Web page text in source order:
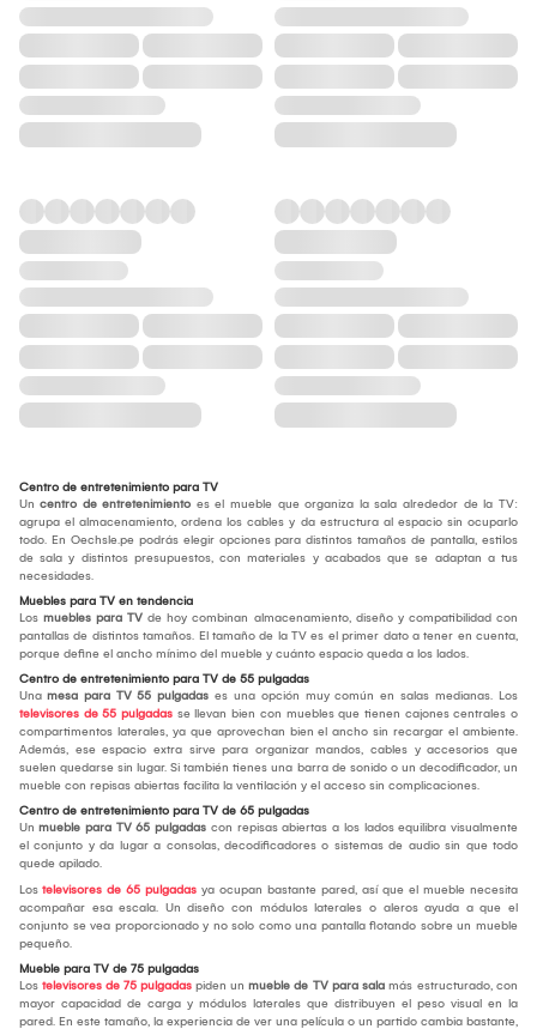
Centro de entretenimiento para TV
Un centro de entretenimiento es el mueble que organiza la sala alrededor de la TV:
agrupa el almacenamiento, ordena los cables y da estructura al espacio sin ocuparlo
todo. En Oechsle.pe podrás elegir opciones para distintos tamaños de pantalla, estilos
de sala y distintos presupuestos, con materiales y acabados que se adaptan a tus
necesidades.
Muebles para TV en tendencia
Los muebles para TV de hoy combinan almacenamiento, diseño y compatibilidad con
pantallas de distintos tamaños. El tamaño de la TV es el primer dato a tener en cuenta,
porque define el ancho mínimo del mueble y cuánto espacio queda a los lados.
Centro de entretenimiento para TV de 55 pulgadas
Una mesa para TV 55 pulgadas es una opción muy común en salas medianas. Los
televisores de 55 pulgadas se llevan bien con muebles que tienen cajones centrales o
compartimentos laterales, ya que aprovechan bien el ancho sin recargar el ambiente.
Además, ese espacio extra sirve para organizar mandos, cables y accesorios que
suelen quedarse sin lugar. Si también tienes una barra de sonido o un decodificador, un
mueble con repisas abiertas facilita la ventilación y el acceso sin complicaciones.
Centro de entretenimiento para TV de 65 pulgadas
Un mueble para TV 65 pulgadas con repisas abiertas a los lados equilibra visualmente
el conjunto y da lugar a consolas, decodificadores o sistemas de audio sin que todo
quede apilado.
Los televisores de 65 pulgadas ya ocupan bastante pared, así que el mueble necesita
acompañar esa escala. Un diseño con módulos laterales o aleros ayuda a que el
conjunto se vea proporcionado y no solo como una pantalla flotando sobre un mueble
pequeño.
Mueble para TV de 75 pulgadas
Los televisores de 75 pulgadas piden un mueble de TV para sala más estructurado, con
mayor capacidad de carga y módulos laterales que distribuyen el peso visual en la
pared. En este tamaño, la experiencia de ver una película o un partido cambia bastante,